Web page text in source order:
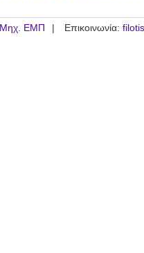
ΕΜΠ Επικοινωνία: